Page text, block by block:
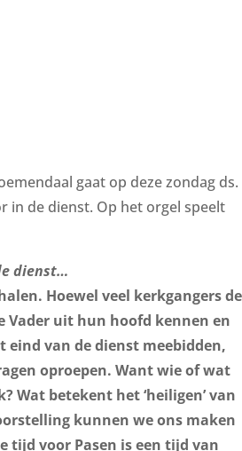
gaat op deze zondag ds.
in de dienst. Op het orgel speelt
dienst…
Hoewel veel kerkgangers de
Vader uit hun hoofd kennen en
eind van de dienst meebidden,
oproepen. Want wie of wat
Wat betekent het ‘heiligen’ van
kunnen we ons maken
tijd voor Pasen is een tijd van